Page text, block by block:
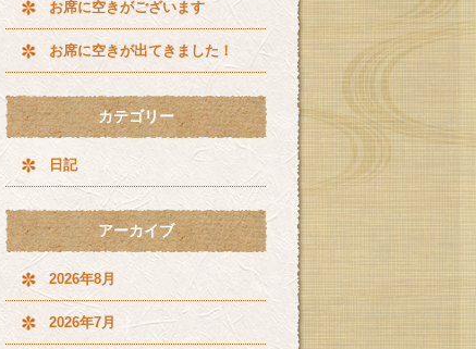
お席に空きがございます
お席に空きが出てきました！
カテゴリー
日記
アーカイブ
2026年8月
2026年7月